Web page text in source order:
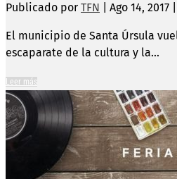
Publicado por TFN Ago 14, 2017
El municipio de Santa Úrsula
escaparate de la cultura y la...
Leer más